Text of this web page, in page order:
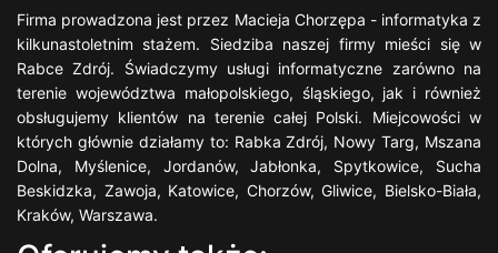
Firma prowadzona jest przez Macieja Chorzępa - informatyka z
kilkunastoletnim stażem. Siedziba naszej firmy mieści się w
Rabce Zdrój. Świadczymy usługi informatyczne zarówno na
terenie województwa małopolskiego, śląskiego, jak i również
obsługujemy klientów na terenie całej Polski. Miejcowości w
których głównie działamy to: Rabka Zdrój, Nowy Targ, Mszana
Dolna, Myślenice, Jordanów, Jabłonka, Spytkowice, Sucha
Beskidzka, Zawoja, Katowice, Chorzów, Gliwice, Bielsko-Biała,
Kraków, Warszawa.